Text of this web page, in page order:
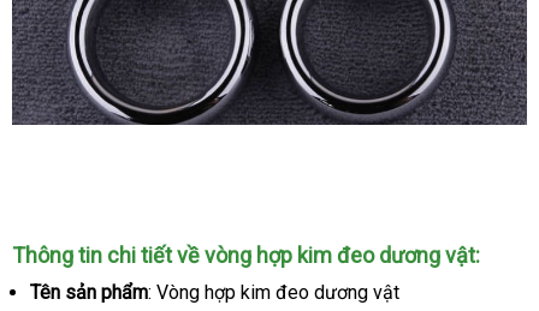
Đeo
Dương
Vật
Thông tin chi tiết về vòng hợp kim đeo dương vật:
Tên sản phẩm: Vòng hợp kim đeo dương vật